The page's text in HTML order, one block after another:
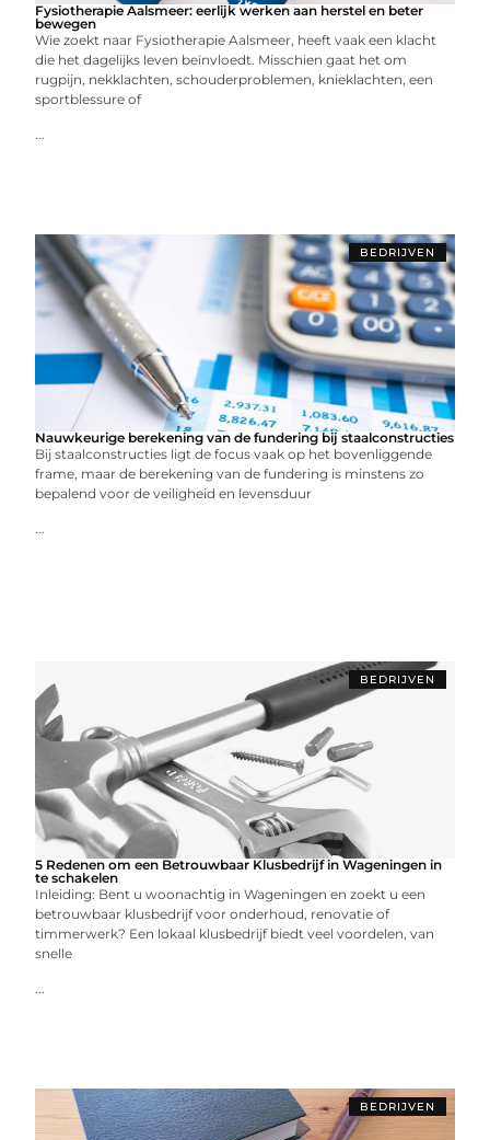
Fysiotherapie Aalsmeer: eerlijk werken aan herstel en beter
bewegen
Wie zoekt naar Fysiotherapie Aalsmeer, heeft vaak een klacht
die het dagelijks leven beïnvloedt. Misschien gaat het om
rugpijn, nekklachten, schouderproblemen, knieklachten, een
sportblessure of
...
BEDRIJVEN
Nauwkeurige berekening van de fundering bij staalconstructies
Bij staalconstructies ligt de focus vaak op het bovenliggende
frame, maar de berekening van de fundering is minstens zo
bepalend voor de veiligheid en levensduur
...
BEDRIJVEN
5 Redenen om een Betrouwbaar Klusbedrijf in Wageningen in
te schakelen
Inleiding: Bent u woonachtig in Wageningen en zoekt u een
betrouwbaar klusbedrijf voor onderhoud, renovatie of
timmerwerk? Een lokaal klusbedrijf biedt veel voordelen, van
snelle
...
BEDRIJVEN